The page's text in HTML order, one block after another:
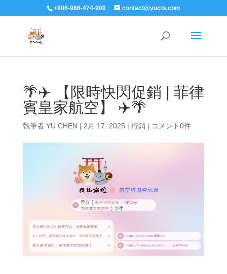
+886-966-474-900 contact@yucts.com
🌴✈️ 【限時快閃促銷 | 菲律
賓皇家航空】 ✈️🌴
執筆者 YU CHEN | 2月 17, 2025 | 行銷| コメント0件